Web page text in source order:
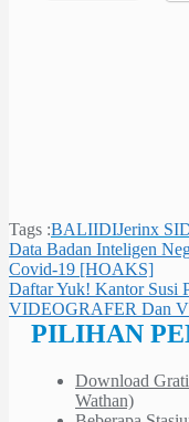
Tags :BALIIDIJerinx
Navigasi
pos
Data Badan Inteligen
Covid-19 [HOAKS]
Daftar Yuk! Kantor Susi
VIDEOGRAFER Dan
PILIHAN
Download
Wathan)